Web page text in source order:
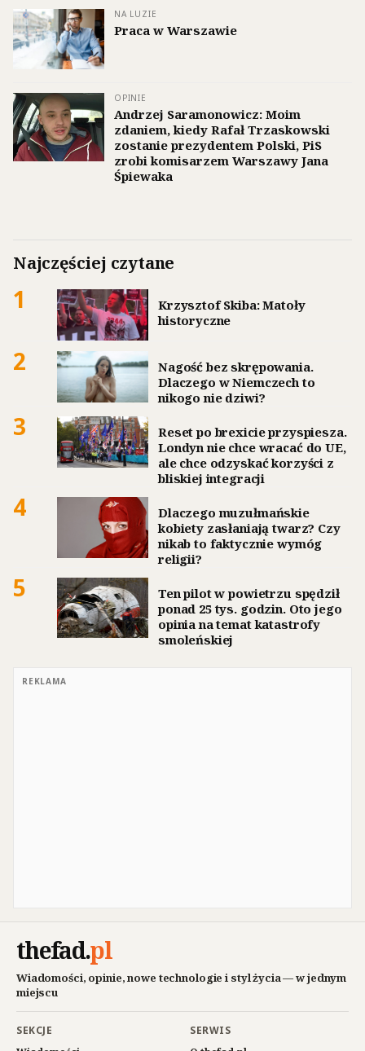
NA LUZIE
Praca w Warszawie
OPINIE
Andrzej Saramonowicz: Moim
zdaniem, kiedy Rafał Trzaskowski
zostanie prezydentem Polski, PiS
zrobi komisarzem Warszawy Jana
Śpiewaka
Najczęściej czytane
1
Krzysztof Skiba: Matoły
historyczne
2
Nagość bez skrępowania.
Dlaczego w Niemczech to
nikogo nie dziwi?
3
Reset po brexicie przyspiesza.
Londyn nie chce wracać do UE,
ale chce odzyskać korzyści z
bliskiej integracji
4
Dlaczego muzułmańskie
kobiety zasłaniają twarz? Czy
nikab to faktycznie wymóg
religii?
5
Ten pilot w powietrzu spędził
ponad 25 tys. godzin. Oto jego
opinia na temat katastrofy
smoleńskiej
REKLAMA
thefad.pl
Wiadomości, opinie, nowe technologie i styl życia — w jednym
miejscu
SEKCJE
SERWIS